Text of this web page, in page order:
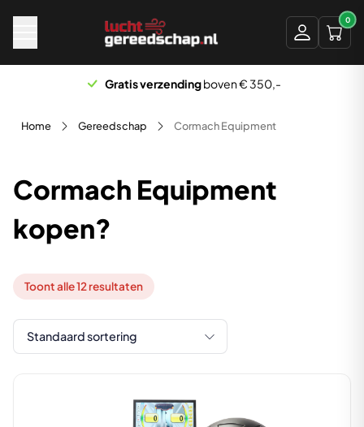
0
Scherp geprijsd
Home Gereedschap Cormach Equipment
Cormach Equipment
kopen?
Toont alle 12 resultaten